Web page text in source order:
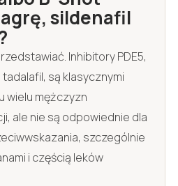
sildenafil
Inhibitory PDE5,
są klasycznymi
wielu mężczyzn
ale nie są odpowiednie dla
szczególnie
i częścią leków